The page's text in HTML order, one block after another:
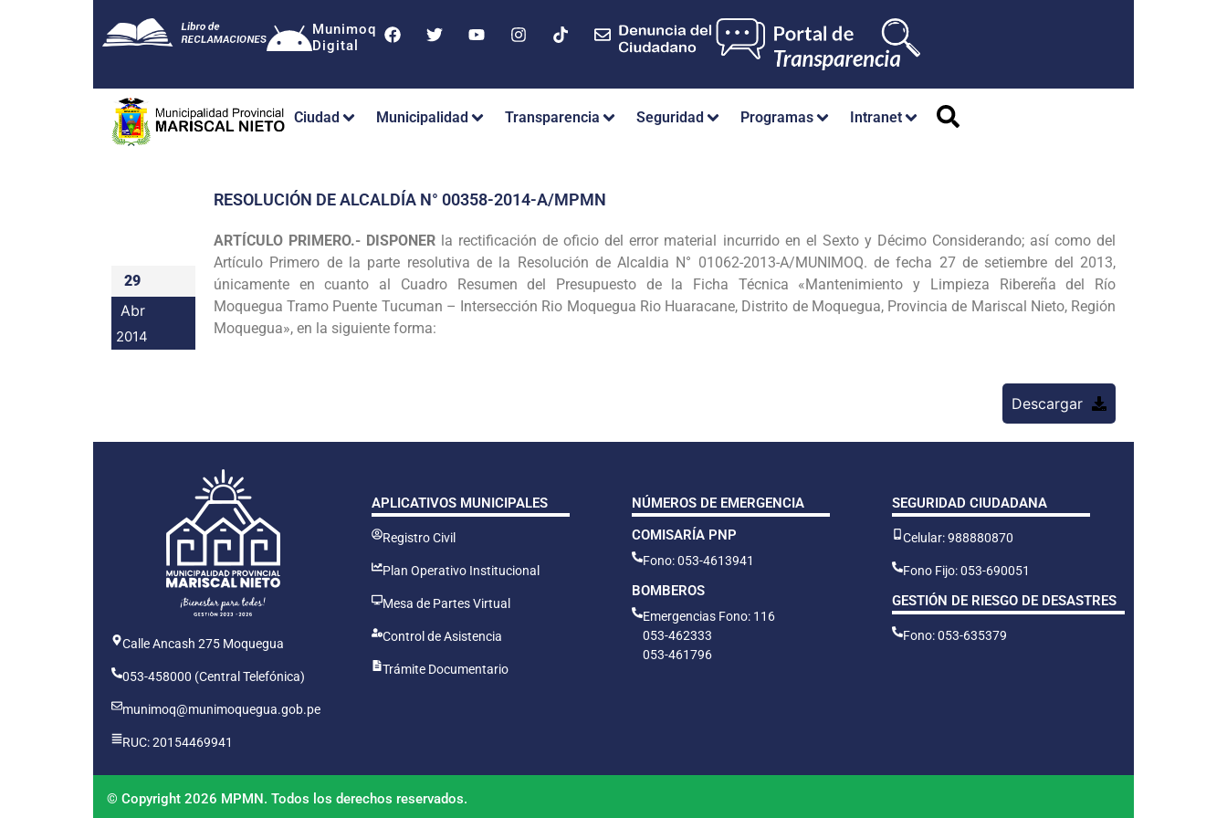
Munimoq
Digital
Ciudad Municipalidad Transparencia Seguridad Programas Intranet
29
Abr
2014
RESOLUCIÓN DE ALCALDÍA N° 00358-2014-A/MPMN
ARTÍCULO PRIMERO.- DISPONER la rectificación de oficio del error material incurrido en el Sexto y Décimo Considerando; así como del
Artículo Primero de la parte resolutiva de la Resolución de Alcaldia N° 01062-2013-A/MUNIMOQ. de fecha 27 de setiembre del 2013,
únicamente en cuanto al Cuadro Resumen del Presupuesto de la Ficha Técnica «Mantenimiento y Limpieza Ribereña del Río
MoqueguaTramo Puente Tucuman – Intersección Rio Moquegua Rio Huaracane, Distrito de Moquegua, Provincia de Mariscal Nieto, Región
Moquegua», en la siguiente forma:
Descargar
Calle Ancash 275 Moquegua
053-458000 (Central Telefónica)
munimoq@munimoquegua.gob.pe
RUC: 20154469941
APLICATIVOS MUNICIPALES
Registro Civil
Plan Operativo Institucional
Mesa de Partes Virtual
Control de Asistencia
Trámite Documentario
NÚMEROS DE EMERGENCIA
COMISARÍA PNP
Fono: 053-4613941
BOMBEROS
Emergencias Fono: 116
053-462333
053-461796
SEGURIDAD CIUDADANA
Celular: 988880870
Fono Fijo: 053-690051
GESTIÓN DE RIESGO DE DESASTRES
Fono: 053-635379
© Copyright 2026 MPMN. Todos los derechos reservados.